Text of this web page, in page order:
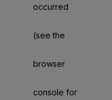
occurred
(see the
browser
console for